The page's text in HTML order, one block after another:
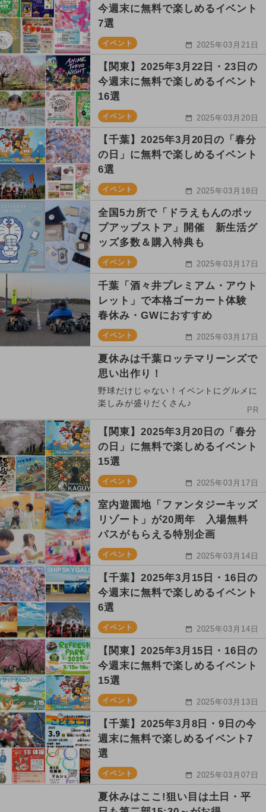
今週末に無料で楽しめるイベント
7選
イベント 2025年03月21日
【関東】2025年3月22日・23日の
今週末に無料で楽しめるイベント
16選
イベント 2025年03月20日
【千葉】2025年3月20日の「春分
の日」に無料で楽しめるイベント
6選
イベント 2025年03月18日
全国5カ所で「ドラえもんのポッ
プアップストア」開催 新生活グ
ッズ多数＆購入特典も
イベント 2025年03月17日
千葉「酒々井プレミアム・アウト
レット」で本格ゴーカート体験
春休み・GWにおすすめ
イベント 2025年03月17日
夏休みは千葉ロッテマリーンズで
思い出作り！
野球だけじゃない！イベントにグルメに
楽しみが盛りだくさん♪
PR
【関東】2025年3月20日の「春分
の日」に無料で楽しめるイベント
15選
イベント 2025年03月17日
室内遊園地「ファンタジーキッズ
リゾート」が20周年 入場無料
パスがもらえる特別企画
イベント 2025年03月14日
【千葉】2025年3月15日・16日の
今週末に無料で楽しめるイベント
6選
イベント 2025年03月14日
【関東】2025年3月15日・16日の
今週末に無料で楽しめるイベント
15選
イベント 2025年03月13日
【千葉】2025年3月8日・9日の今
週末に無料で楽しめるイベント7
選
イベント 2025年03月07日
夏休みはここ!狙い目は土日・平